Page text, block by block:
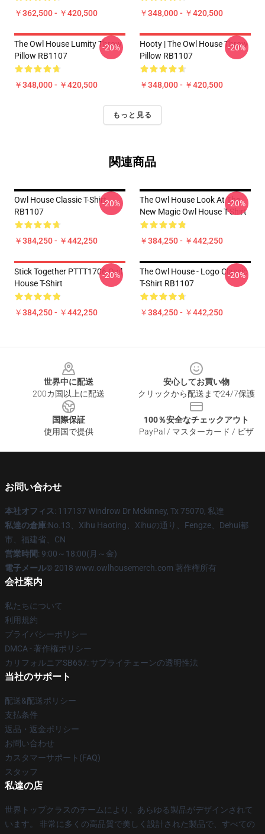
￥362,500 - ￥420,500 ￥348,000 - ￥420,500
The Owl House Lumity Throw
Pillow RB1107
￥348,000 - ￥420,500
-20%
Hooty | The Owl House Throw
Pillow RB1107
￥348,000 - ￥420,500
-20%
もっと見る
関連商品
Owl House Classic T-Shirt
RB1107
￥384,250 - ￥442,250
-20%
The Owl House Look At The
New Magic Owl House T-Shirt
￥384,250 - ￥442,250
-20%
Stick Together PTTT1706 Owl
House T-Shirt
￥384,250 - ￥442,250
-20%
The Owl House - Logo Classic
T-Shirt RB1107
￥384,250 - ￥442,250
-20%
世界中に配送
200カ国以上に配送
安心してお買い物
クリックから配送まで24/7保護
国際保証
使用国で提供
100％安全なチェックアウト
PayPal / マスターカード / ビザ
お問い合わせ
本社オフィス: 117137 Windrow Dr Mckinney, Tx 75070, 私達
私達の倉庫:No.13、Xihu Haoting、Xihuの通り、Fengze、Dehui都
市、福建省、CN
営業時間: 9:00～18:00(月～金)
電子メール© 2018 www.owlhousemerch.com 著作権所有
会社案内
私たちについて
利用規約
プライバシーポリシー
DMCA - 著作権ポリシー
カリフォルニアSB657: サプライチェーンの透明性法
当社のサポート
配送&配送ポリシー
支払条件
返品・返金ポリシー
お問い合わせ
カスタマーサポート(FAQ)
スタッフ
私達の店
世界トップクラスのチームにより、あらゆる製品がデザインされて
います。 非常に多くの高品質で美しく設計された製品で、すべての